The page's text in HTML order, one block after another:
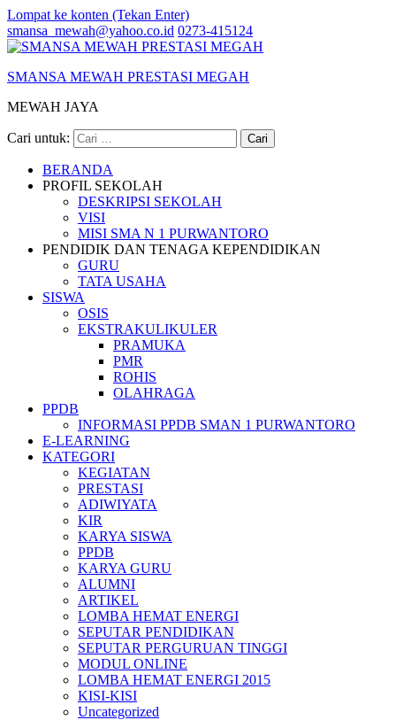
Lompat ke konten (Tekan Enter)
smansa_mewah@yahoo.co.id 0273-415124
SMANSA MEWAH PRESTASI MEGAH
MEWAH JAYA
Cari untuk:
BERANDA
PROFIL SEKOLAH
DESKRIPSI SEKOLAH
VISI
MISI SMA N 1 PURWANTORO
PENDIDIK DAN TENAGA KEPENDIDIKAN
GURU
TATA USAHA
SISWA
OSIS
EKSTRAKULIKULER
PRAMUKA
PMR
ROHIS
OLAHRAGA
PPDB
INFORMASI PPDB SMAN 1 PURWANTORO
E-LEARNING
KATEGORI
KEGIATAN
PRESTASI
ADIWIYATA
KIR
KARYA SISWA
PPDB
KARYA GURU
ALUMNI
ARTIKEL
LOMBA HEMAT ENERGI
SEPUTAR PENDIDIKAN
SEPUTAR PERGURUAN TINGGI
MODUL ONLINE
LOMBA HEMAT ENERGI 2015
KISI-KISI
Uncategorized